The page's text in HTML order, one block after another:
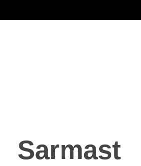
Sarmast